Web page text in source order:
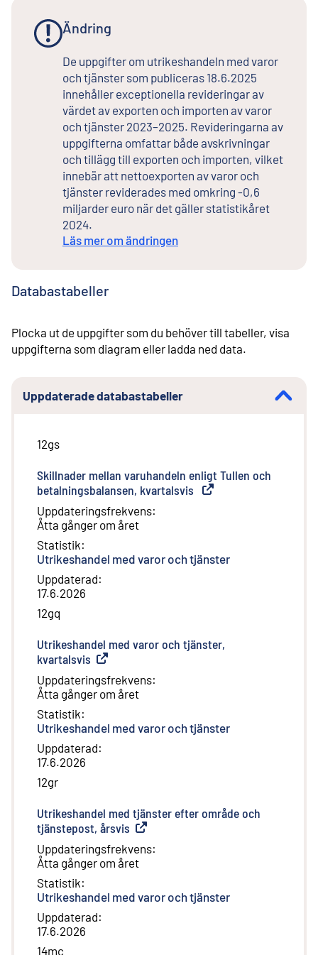
Ändring
De uppgifter om utrikeshandeln med varor
och tjänster som publiceras 18.6.2025
innehåller exceptionella revideringar av
värdet av exporten och importen av varor
och tjänster 2023–2025. Revideringarna av
uppgifterna omfattar både avskrivningar
och tillägg till exporten och importen, vilket
innebär att nettoexporten av varor och
tjänster reviderades med omkring -0,6
miljarder euro när det gäller statistikåret
2024.
Läs mer om ändringen
Databastabeller
Plocka ut de uppgifter som du behöver till tabeller, visa
uppgifterna som diagram eller ladda ned data.
Uppdaterade databastabeller
12gs
Skillnader mellan varuhandeln enligt Tullen och
betalningsbalansen, kvartalsvis Extern länk
Uppdateringsfrekvens:
Åtta gånger om året
Statistik:
Utrikeshandel med varor och tjänster
Uppdaterad:
17.6.2026
12gq
Utrikeshandel med varor och tjänster,
kvartalsvis Extern länk
Uppdateringsfrekvens:
Åtta gånger om året
Statistik:
Utrikeshandel med varor och tjänster
Uppdaterad:
17.6.2026
12gr
Utrikeshandel med tjänster efter område och
tjänstepost, årsvis Extern länk
Uppdateringsfrekvens:
Åtta gånger om året
Statistik:
Utrikeshandel med varor och tjänster
Uppdaterad:
17.6.2026
14mc